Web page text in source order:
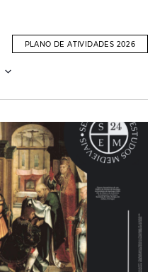
PLANO DE ATIVIDADES 2026